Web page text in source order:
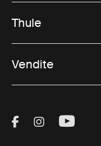
Thule
Vendite
Visit Thule on
Visit Visit